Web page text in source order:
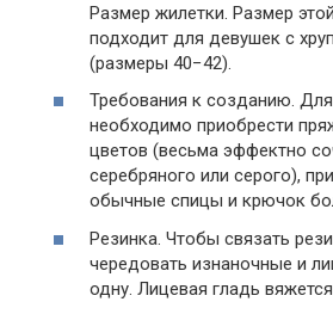
Размер жилетки. Размер
подходит для девушек с
(размеры 40−42).
Требования к созданию.
необходимо приобрести
цветов (весьма эффектно
серебряного или серого),
обычные спицы и крючок
Резинка. Чтобы связать
чередовать изнаночные и
одну. Лицевая гладь